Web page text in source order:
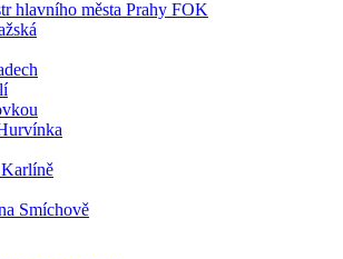
hlavního města Prahy FOK
Smíchově